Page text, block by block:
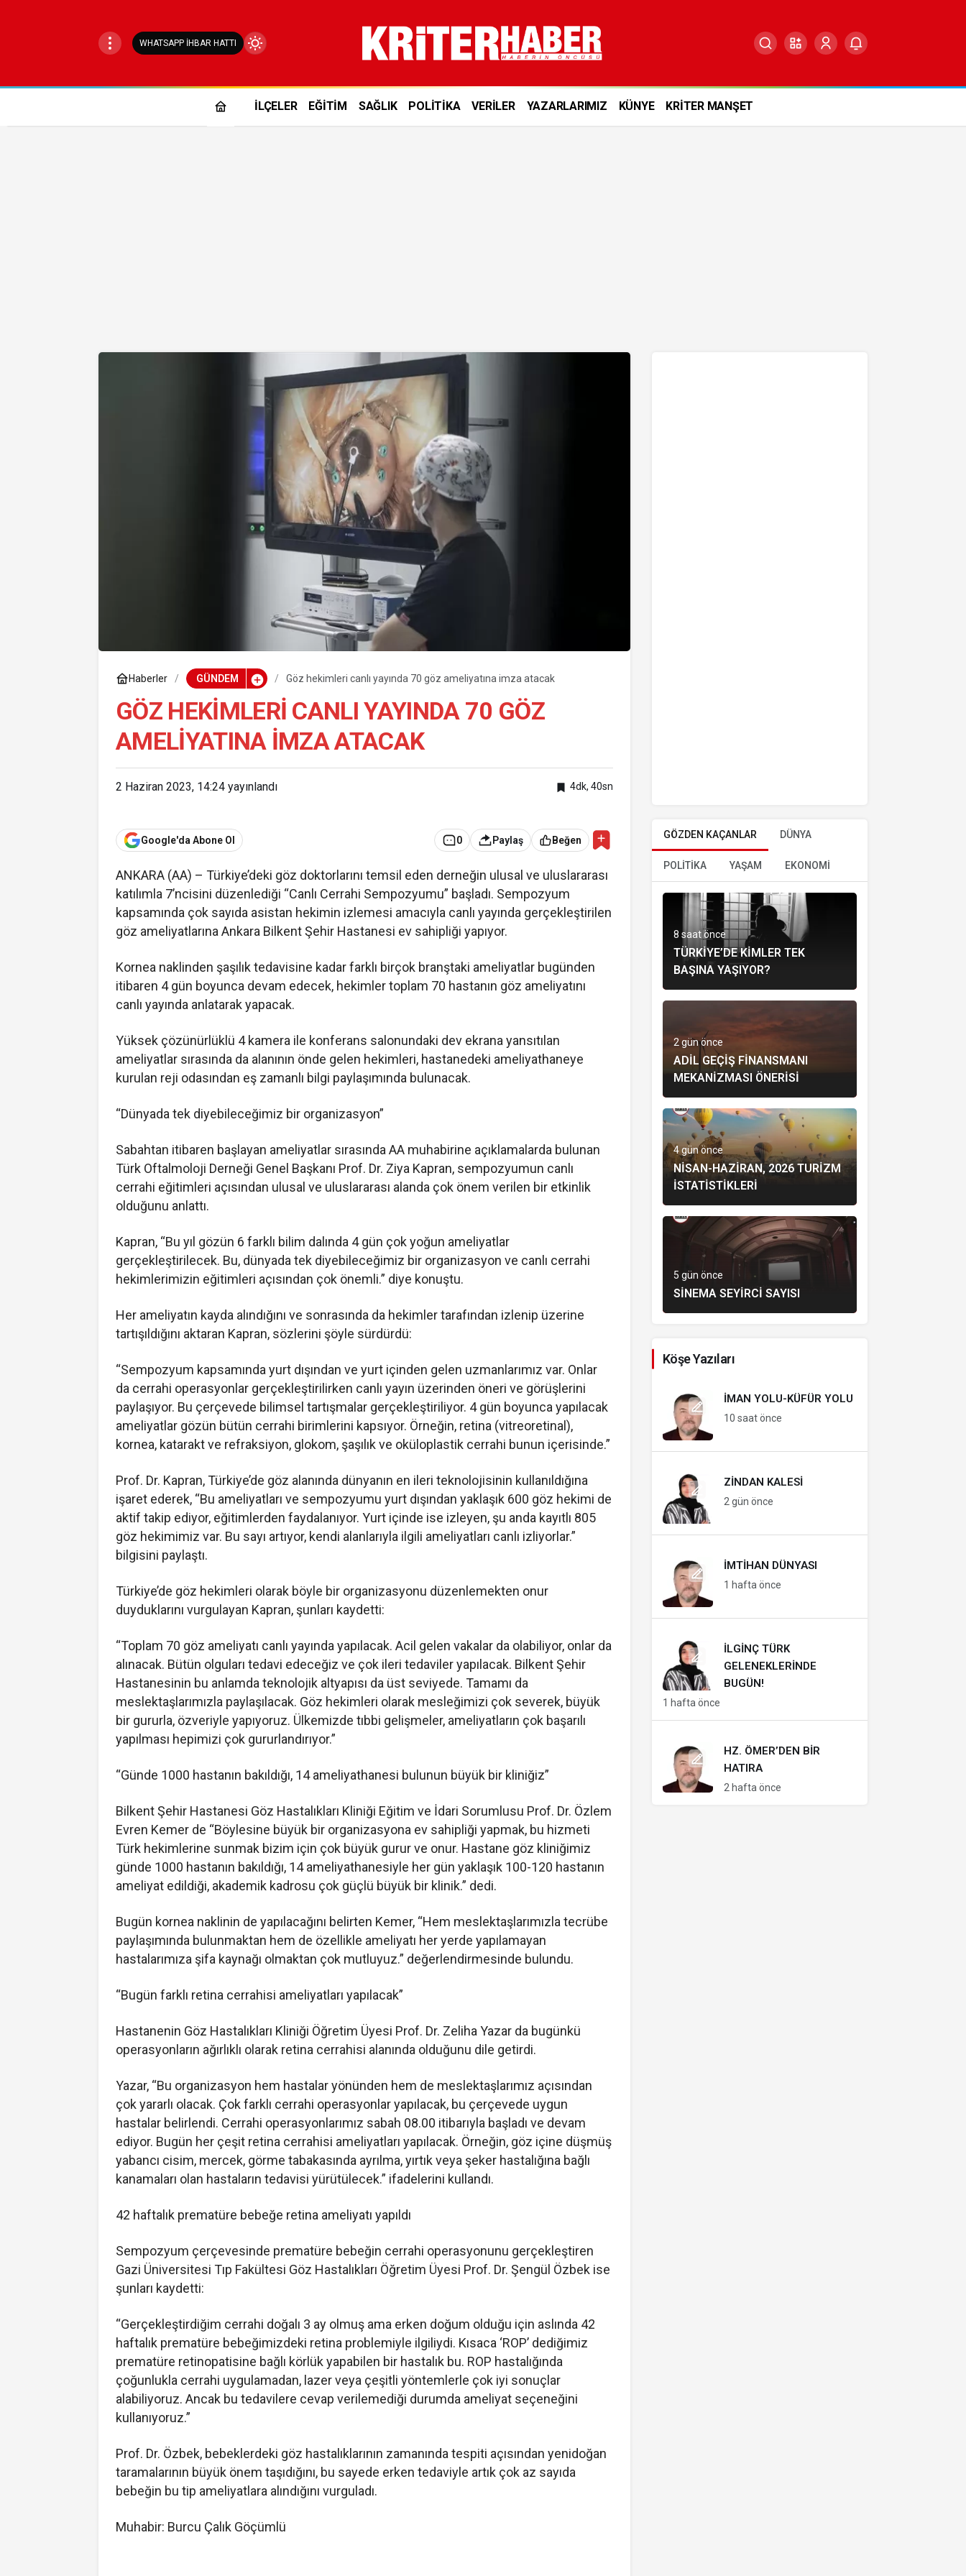
WHATSAPP İHBAR HATTI
Mod
İLÇELER EĞİTİM SAĞLIK POLİTİKA VERİLER YAZARLARIMIZ KÜNYE KRİTER MANŞET
Haberler GÜNDEM Göz hekimleri canlı yayında 70 göz ameliyatına imza atacak
GÖZ HEKIMLERI CANLI YAYINDA 70 GÖZ
AMELIYATINA IMZA ATACAK
2 Haziran 2023, 14:24 yayınlandı 4dk, 40sn
Google'da Abone Ol 0 Paylaş Beğen
ANKARA (AA) – Türkiye’deki göz doktorlarını temsil eden derneğin ulusal ve uluslararası
katılımla 7’ncisini düzenlediği “Canlı Cerrahi Sempozyumu” başladı. Sempozyum
kapsamında çok sayıda asistan hekimin izlemesi amacıyla canlı yayında gerçekleştirilen
göz ameliyatlarına Ankara Bilkent Şehir Hastanesi ev sahipliği yapıyor.
Kornea naklinden şaşılık tedavisine kadar farklı birçok branştaki ameliyatlar bugünden
itibaren 4 gün boyunca devam edecek, hekimler toplam 70 hastanın göz ameliyatını
canlı yayında anlatarak yapacak.
Yüksek çözünürlüklü 4 kamera ile konferans salonundaki dev ekrana yansıtılan
ameliyatlar sırasında da alanının önde gelen hekimleri, hastanedeki ameliyathaneye
kurulan reji odasından eş zamanlı bilgi paylaşımında bulunacak.
“Dünyada tek diyebileceğimiz bir organizasyon”
Sabahtan itibaren başlayan ameliyatlar sırasında AA muhabirine açıklamalarda bulunan
Türk Oftalmoloji Derneği Genel Başkanı Prof. Dr. Ziya Kapran, sempozyumun canlı
cerrahi eğitimleri açısından ulusal ve uluslararası alanda çok önem verilen bir etkinlik
olduğunu anlattı.
Kapran, “Bu yıl gözün 6 farklı bilim dalında 4 gün çok yoğun ameliyatlar
gerçekleştirilecek. Bu, dünyada tek diyebileceğimiz bir organizasyon ve canlı cerrahi
hekimlerimizin eğitimleri açısından çok önemli.” diye konuştu.
Her ameliyatın kayda alındığını ve sonrasında da hekimler tarafından izlenip üzerine
tartışıldığını aktaran Kapran, sözlerini şöyle sürdürdü:
“Sempozyum kapsamında yurt dışından ve yurt içinden gelen uzmanlarımız var. Onlar
da cerrahi operasyonlar gerçekleştirilirken canlı yayın üzerinden öneri ve görüşlerini
paylaşıyor. Bu çerçevede bilimsel tartışmalar gerçekleştiriliyor. 4 gün boyunca yapılacak
ameliyatlar gözün bütün cerrahi birimlerini kapsıyor. Örneğin, retina (vitreoretinal),
kornea, katarakt ve refraksiyon, glokom, şaşılık ve oküloplastik cerrahi bunun içerisinde.”
Prof. Dr. Kapran, Türkiye’de göz alanında dünyanın en ileri teknolojisinin kullanıldığına
işaret ederek, “Bu ameliyatları ve sempozyumu yurt dışından yaklaşık 600 göz hekimi de
aktif takip ediyor, eğitimlerden faydalanıyor. Yurt içinde ise izleyen, şu anda kayıtlı 805
göz hekimimiz var. Bu sayı artıyor, kendi alanlarıyla ilgili ameliyatları canlı izliyorlar.”
bilgisini paylaştı.
Türkiye’de göz hekimleri olarak böyle bir organizasyonu düzenlemekten onur
duyduklarını vurgulayan Kapran, şunları kaydetti:
“Toplam 70 göz ameliyatı canlı yayında yapılacak. Acil gelen vakalar da olabiliyor, onlar da
alınacak. Bütün olguları tedavi edeceğiz ve çok ileri tedaviler yapılacak. Bilkent Şehir
Hastanesinin bu anlamda teknolojik altyapısı da üst seviyede. Tamamı da
meslektaşlarımızla paylaşılacak. Göz hekimleri olarak mesleğimizi çok severek, büyük
bir gururla, özveriyle yapıyoruz. Ülkemizde tıbbi gelişmeler, ameliyatların çok başarılı
yapılması hepimizi çok gururlandırıyor.”
“Günde 1000 hastanın bakıldığı, 14 ameliyathanesi bulunun büyük bir kliniğiz”
Bilkent Şehir Hastanesi Göz Hastalıkları Kliniği Eğitim ve İdari Sorumlusu Prof. Dr. Özlem
Evren Kemer de “Böylesine büyük bir organizasyona ev sahipliği yapmak, bu hizmeti
Türk hekimlerine sunmak bizim için çok büyük gurur ve onur. Hastane göz kliniğimiz
günde 1000 hastanın bakıldığı, 14 ameliyathanesiyle her gün yaklaşık 100-120 hastanın
ameliyat edildiği, akademik kadrosu çok güçlü büyük bir klinik.” dedi.
Bugün kornea naklinin de yapılacağını belirten Kemer, “Hem meslektaşlarımızla tecrübe
paylaşımında bulunmaktan hem de özellikle ameliyatı her yerde yapılamayan
hastalarımıza şifa kaynağı olmaktan çok mutluyuz.” değerlendirmesinde bulundu.
“Bugün farklı retina cerrahisi ameliyatları yapılacak”
Hastanenin Göz Hastalıkları Kliniği Öğretim Üyesi Prof. Dr. Zeliha Yazar da bugünkü
operasyonların ağırlıklı olarak retina cerrahisi alanında olduğunu dile getirdi.
Yazar, “Bu organizasyon hem hastalar yönünden hem de meslektaşlarımız açısından
çok yararlı olacak. Çok farklı cerrahi operasyonlar yapılacak, bu çerçevede uygun
hastalar belirlendi. Cerrahi operasyonlarımız sabah 08.00 itibarıyla başladı ve devam
ediyor. Bugün her çeşit retina cerrahisi ameliyatları yapılacak. Örneğin, göz içine düşmüş
yabancı cisim, mercek, görme tabakasında ayrılma, yırtık veya şeker hastalığına bağlı
kanamaları olan hastaların tedavisi yürütülecek.” ifadelerini kullandı.
42 haftalık prematüre bebeğe retina ameliyatı yapıldı
Sempozyum çerçevesinde prematüre bebeğin cerrahi operasyonunu gerçekleştiren
Gazi Üniversitesi Tıp Fakültesi Göz Hastalıkları Öğretim Üyesi Prof. Dr. Şengül Özbek ise
şunları kaydetti:
“Gerçekleştirdiğim cerrahi doğalı 3 ay olmuş ama erken doğum olduğu için aslında 42
haftalık prematüre bebeğimizdeki retina problemiyle ilgiliydi. Kısaca ‘ROP’ dediğimiz
prematüre retinopatisine bağlı körlük yapabilen bir hastalık bu. ROP hastalığında
çoğunlukla cerrahi uygulamadan, lazer veya çeşitli yöntemlerle çok iyi sonuçlar
alabiliyoruz. Ancak bu tedavilere cevap verilemediği durumda ameliyat seçeneğini
kullanıyoruz.”
Prof. Dr. Özbek, bebeklerdeki göz hastalıklarının zamanında tespiti açısından yenidoğan
taramalarının büyük önem taşıdığını, bu sayede erken tedaviyle artık çok az sayıda
bebeğin bu tip ameliyatlara alındığını vurguladı.
Muhabir: Burcu Çalık Göçümlü
GÖZDEN KAÇANLAR DÜNYA
POLİTİKA YAŞAM EKONOMİ
8 saat önce
TÜRKIYE’DE KIMLER TEK
BAŞINA YAŞIYOR?
2 gün önce
ADIL GEÇIŞ FINANSMANI
MEKANIZMASI ÖNERISI
4 gün önce
NISAN-HAZIRAN, 2026 TURIZM
İSTATISTIKLERI
5 gün önce
SINEMA SEYIRCI SAYISI
Köşe Yazıları
İMAN YOLU-KÜFÜR YOLU
10 saat önce
ZINDAN KALESI
2 gün önce
İMTIHAN DÜNYASI
1 hafta önce
İLGINÇ TÜRK
GELENEKLERINDE
BUGÜN!
1 hafta önce
HZ. ÖMER’DEN BIR
HATIRA
2 hafta önce